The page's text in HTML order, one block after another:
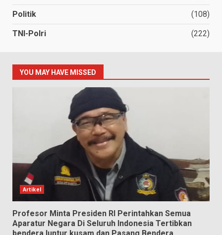
Politik (108)
TNI-Polri (222)
YOU MAY HAVE MISSED
Artikel
Profesor Minta Presiden RI Perintahkan Semua
Aparatur Negara Di Seluruh Indonesia Tertibkan
bendera luntur kusam dan Pasang Bendera